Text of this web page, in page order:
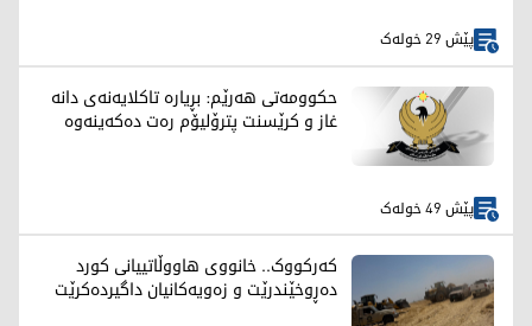
پێش 29 خولەک
حکوومەتی هەرێم: بڕیارە تاکلایەنەی دانە
غاز و کرێسنت پترۆلیۆم رەت دەکەینەوە
پێش 49 خولەک
کەرکووک.. خانووی هاووڵاتییانی کورد
دەڕوخێندرێت و زەویەکانیان داگیردەکرێت